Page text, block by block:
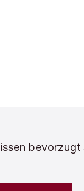
bevorzugt